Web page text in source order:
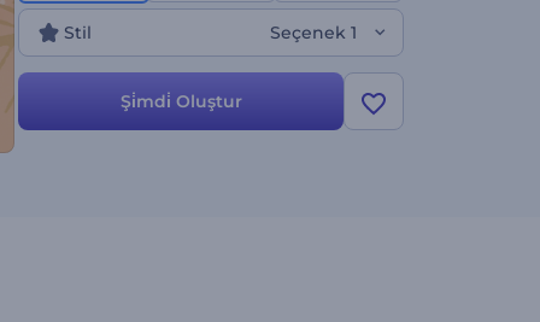
Stil Seçenek 1
Şi̇mdi̇ Oluştur